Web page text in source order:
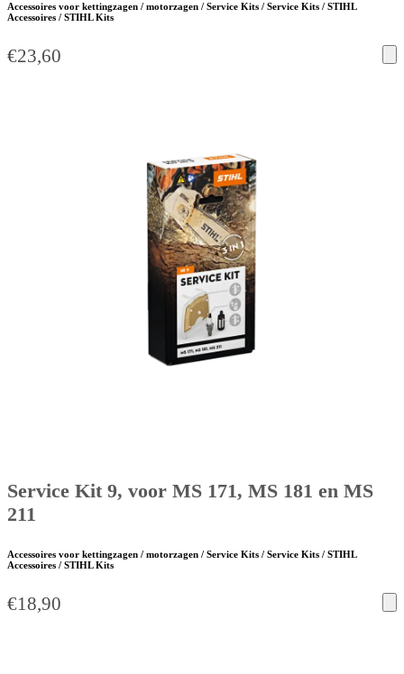
Accessoires voor kettingzagen / motorzagen / Service Kits / Service Kits / STIHL
Accessoires / STIHL Kits
€23,60
Service Kit 9, voor MS 171, MS 181 en MS
211
Accessoires voor kettingzagen / motorzagen / Service Kits / Service Kits / STIHL
Accessoires / STIHL Kits
€18,90